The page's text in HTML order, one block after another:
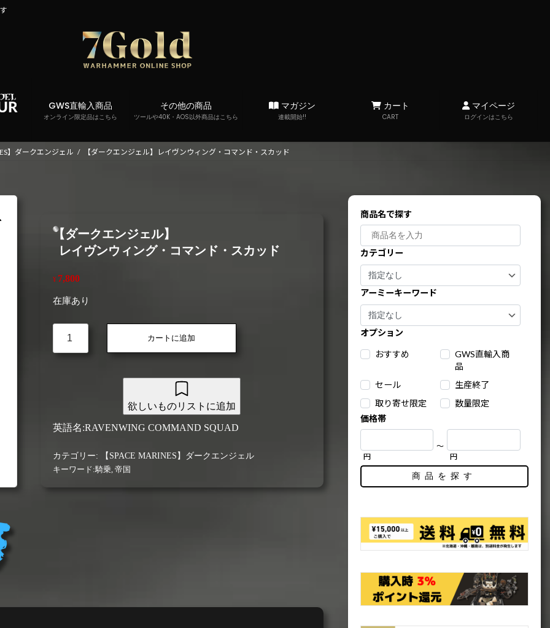
GWS直輸入商品
オンライン限定品はこちら
その他の商品
ツールや40K・AOS以外商品はこちら
マガジン
連載開始!!
カート
CART
マイページ
ログインはこちら
】ダークエンジェル 【ダークエンジェル】レイヴンウィング・コマンド・スカッド
【ダークエンジェル】
レイヴンウィング・コマンド・スカッド
¥ 7,800
在庫あり
ク
レ
ヴ
ン
カートに追加
欲しいものリストに追加
英語名:RAVENWING COMMAND SQUAD
カテゴリー: 【SPACE MARINES】ダークエンジェル
キーワード:騎乗,帝国
商品名で探す
カテゴリー
アーミーキーワード
オプション
おすすめ
GWS直輸入商
品
セール
生産終了
取り寄せ限定
数量限定
価格帯
円
～
円
商品を探す